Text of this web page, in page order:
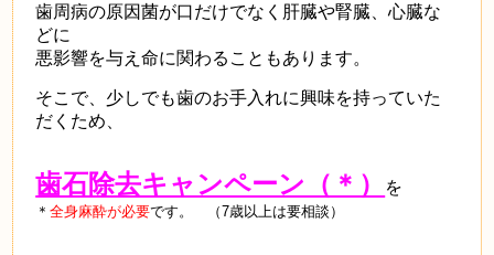
歯周病の原因菌が口だけでなく肝臓や腎臓、心臓な
どに
悪影響を与え命に関わることもあります。
そこで、少しでも歯のお手入れに興味を持っていた
だくため、
歯石除去キャンペーン（＊） を
＊全身麻酔が必要です。 （7歳以上は要相談）